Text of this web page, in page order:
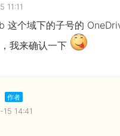
11:11
这个域下的子号的
我来确认一下
14:41